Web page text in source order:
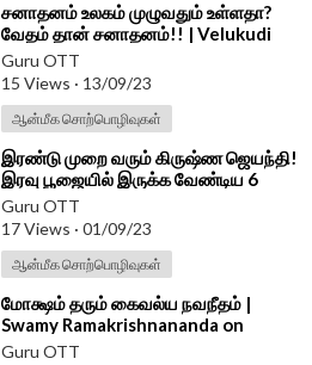
⁣சனாதனம் உலகம் முழுவதும் உள்ளதா?
வேதம் தான் சனாதனம்!! | Velukudi
Krishnan Swamy
Guru OTT
15 Views · 13/09/23
ஆன்மீக சொற்பொழிவுகள்
⁣இரண்டு முறை வரும் கிருஷ்ண ஜெயந்தி!
இரவு பூஜையில் இருக்க வேண்டிய 6
விஷயம்?! | Krishna Jayanthi Poojai
Guru OTT
17 Views · 01/09/23
ஆன்மீக சொற்பொழிவுகள்
⁣மோக்ஷம் தரும் கைவல்ய நவநீதம் |
Swamy Ramakrishnananda on
Moksham | Guru
Guru OTT